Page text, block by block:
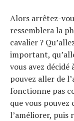
Alors arrêtez-
ressemblera la
cavalier ?
important,
vous avez
pouvez aller de
fonctionne pas
que vous pouvez
l’améliorer, puis